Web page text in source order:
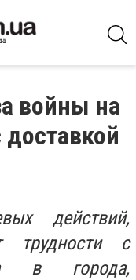
войны на
действий,
трудности с
в города,